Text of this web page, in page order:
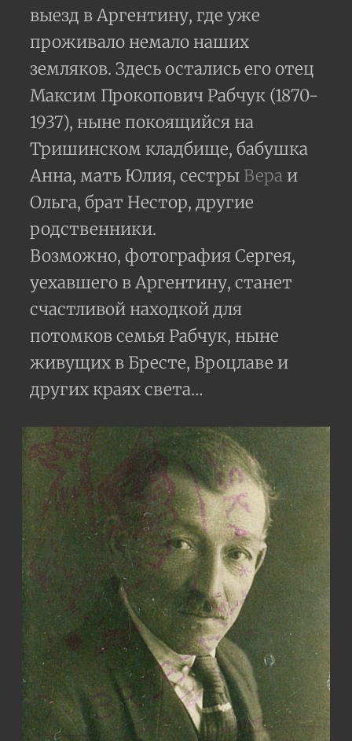
выезд в Аргентину, где уже
проживало немало наших
земляков. Здесь остались его отец
Максим Прокопович Рабчук (1870-
1937), ныне покоящийся на
Тришинском кладбище, бабушка
Анна, мать Юлия, сестры Вераи
Ольга, брат Нестор, другие
родственники.
Возможно, фотография Сергея,
уехавшего в Аргентину, станет
счастливой находкой для
потомков семья Рабчук, ныне
живущих в Бресте, Вроцлаве и
других краях света…